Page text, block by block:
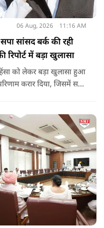
06 Aug, 2026 11:16 AM
सांसद बर्क की रही
में बड़ा खुलासा
को लेकर बड़ा खुलासा हुआ
करार दिया, जिसमें सपा